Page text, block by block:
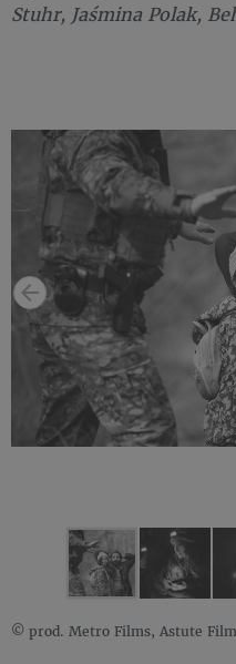
Stuhr, Jaśmina Polak,
© prod. Metro Films, Astute